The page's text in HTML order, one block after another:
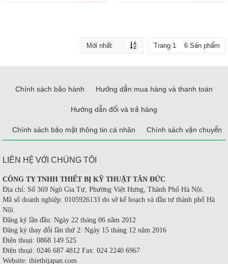
Trang 1 6 Sản phẩm
Chính sách bảo hành Hướng dẫn mua hàng và thanh toán
Hướng dẫn đổi và trả hàng
Chính sách bảo mật thông tin cá nhân Chính sách vận chuyển
LIÊN HỆ VỚI CHÚNG TÔI
CÔNG TY TNHH THIẾT BỊ KỸ THUẬT TÂN ĐỨC
Địa chỉ: Số 369 Ngô Gia Tự, Phường Việt Hưng, Thành Phố Hà Nội.
Mã số doanh nghiệp: 0105926133 do sở kế hoạch và đầu tư thành phố Hà
Nội.
Đăng ký lần đầu: Ngày 22 tháng 06 năm 2012
Đăng ký thay đổi lần thứ 2: Ngày 15 tháng 12 năm 2016
Điện thoại: 0868 149 525
Điện thoại: 0246 687 4812 Fax: 024 2240 6967
Website: thietbijapan.com